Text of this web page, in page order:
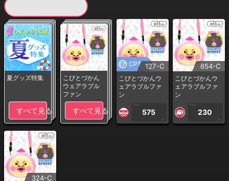
夏グッズ特集
すべて見る
こびとづかん
ウェアラブル
ファン
すべて見る
CP専用127-C
こびとづかんウ
ェアラブルファ
ン
1PLAY
575
CP
654-C
こびとづかんウ
ェアラブルファ
ン
1PLAY
230
CP
324-C